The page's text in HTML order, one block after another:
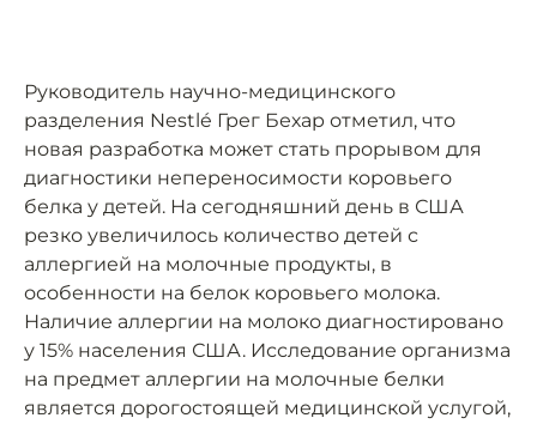
Руководитель научно-медицинского
разделения Nestlé Грег Бехар отметил, что
новая разработка может стать прорывом для
диагностики непереносимости коровьего
белка у детей. На сегодняшний день в США
резко увеличилось количество детей с
аллергией на молочные продукты, в
особенности на белок коровьего молока.
Наличие аллергии на молоко диагностировано
у 15% населения США. Исследование организма
на предмет аллергии на молочные белки
является дорогостоящей медицинской услугой,